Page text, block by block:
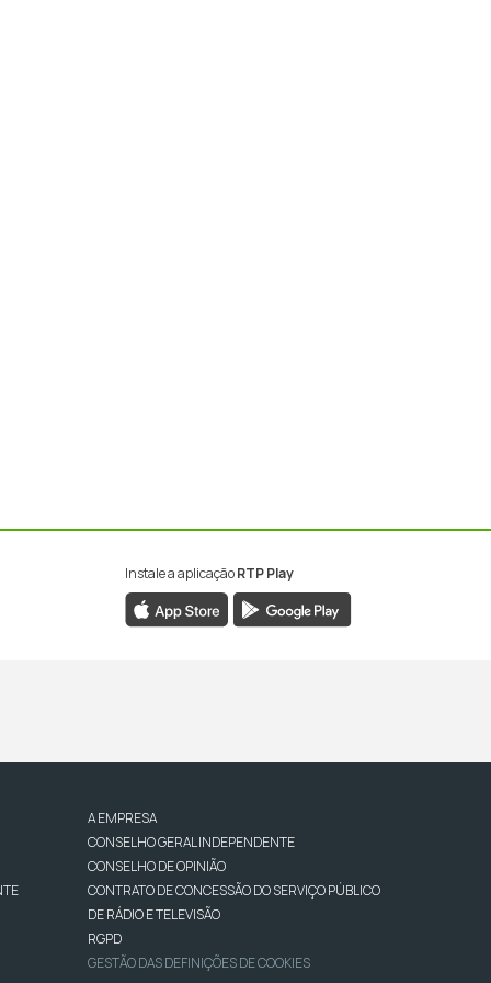
Instale a aplicaçãoRTP Play
A EMPRESA
CONSELHO GERAL INDEPENDENTE
CONSELHO DE OPINIÃO
CONTRATO DE CONCESSÃO DO SERVIÇO PÚBLICO
DE RÁDIO E TELEVISÃO
RGPD
GESTÃO DAS DEFINIÇÕES DE COOKIES